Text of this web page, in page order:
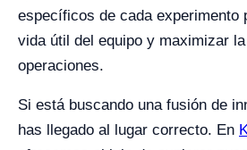
específicos de cada experimento
vida útil del equipo y maximizar
operaciones.
Si está buscando una fusión de
has llegado al lugar correcto. En